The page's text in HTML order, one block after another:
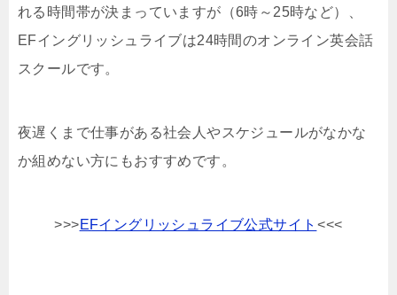
れる時間帯が決まっていますが（6時～25時など）、
EFイングリッシュライブは24時間のオンライン英会話
スクールです。
夜遅くまで仕事がある社会人やスケジュールがなかな
か組めない方にもおすすめです。
>>>EFイングリッシュライブ公式サイト <<<